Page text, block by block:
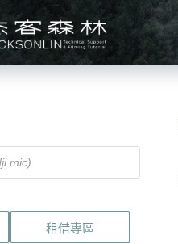
租借專區